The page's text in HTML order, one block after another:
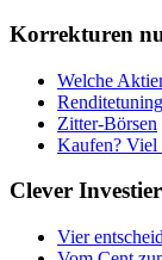
Korrekturen
Welche
Renditetuning
Zitter-Börsen
Kaufen? Viel
Clever
Vier